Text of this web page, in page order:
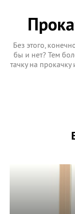
Без этого,
бы и нет? Тем
тачку на